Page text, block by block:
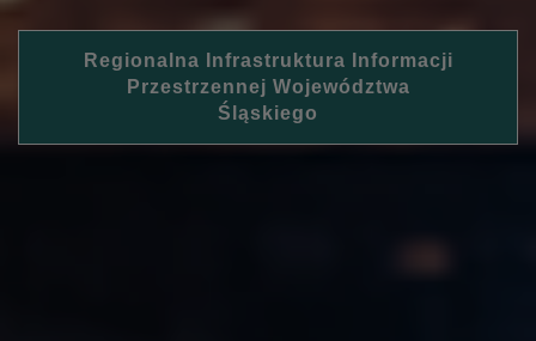
Regionalna Infrastruktura Informacji
Przestrzennej Województwa
Śląskiego